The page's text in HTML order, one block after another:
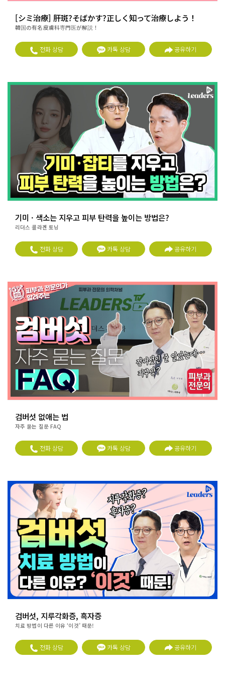
[シミ治療] 肝斑?そばかす?正しく知って治療しよう！
韓国の有名皮膚科専門医が解説！
전화 상담 카톡 상담 공유하기
기미 · 색소는 지우고 피부 탄력을 높이는 방법은?
리더스 콜라겐 토닝
전화 상담 카톡 상담 공유하기
검버섯 없애는 법
자주 묻는 질문 FAQ
전화 상담 카톡 상담 공유하기
검버섯, 지루각화증, 흑자증
치료 방법이 다른 이유 ‘이것’ 때문!
전화 상담 카톡 상담 공유하기